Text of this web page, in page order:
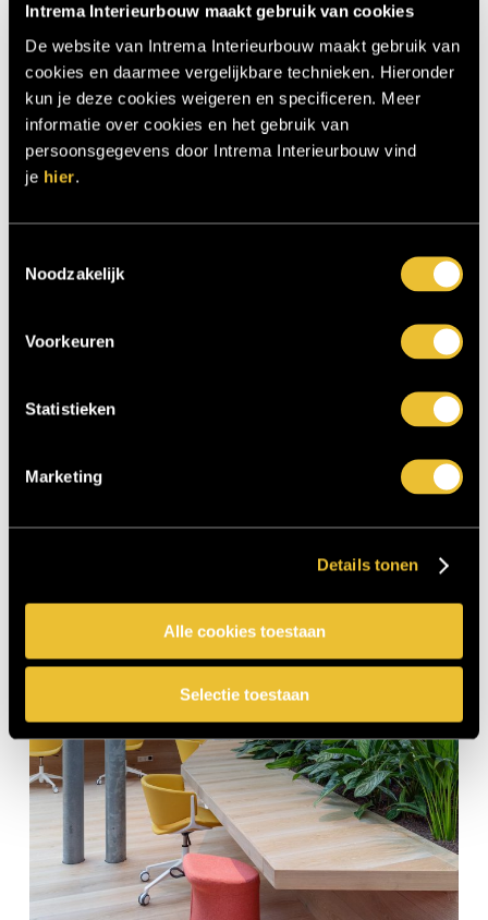
Intrema Interieurbouw maakt gebruik van cookies
De website van Intrema Interieurbouw maakt gebruik van
cookies en daarmee vergelijkbare technieken. Hieronder
kun je deze cookies weigeren en specificeren. Meer
informatie over cookies en het gebruik van
persoonsgegevens door Intrema Interieurbouw vind
je hier.
Noodzakelijk
Voorkeuren
Statistieken
Marketing
Details tonen
Alle cookies toestaan
Selectie toestaan